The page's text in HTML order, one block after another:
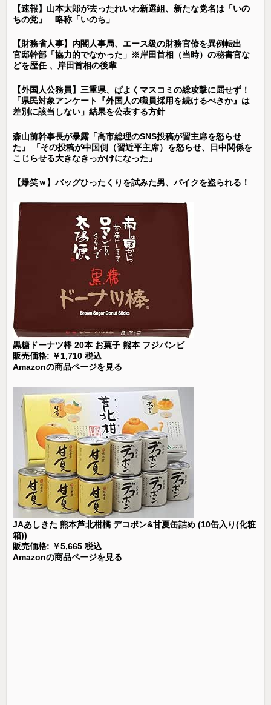
【速報】山本太郎が去ったれいわ新選組、新たな党名は「いの
ちの党」 略称「いのち」
【財務省人事】内閣人事局、エース級の財務官僚を異例転出
官邸幹部「協力的でなかった」※岸田首相（当時）の秘書官な
どを歴任 、岸田首相の後輩
【外国人公務員】三重県、ぱよくマスコミの総攻撃に屈せず！
「県民対象アンケート『外国人の職員採用を続けるべきか』は
差別に該当しない」結果を公表する方針
森山前幹事長が暴露「高市総理のSNS投稿が習主席を怒らせ
た」 「その投稿が中国側（習近平主席）を怒らせ、日中関係を
こじらせる大きなきっかけになった」
【爆笑ｗ】バッグひったくりを試みた男、バイクを盗られる！
黒糖ドーナツ棒 20本 お菓子 熊本 フジバンビ
販売価格: ￥1,710 税込
Amazonの商品ページを見る
JAあしきた 熊本芦北柑橘 デコポン&甘夏缶詰め (10缶入り(化粧
箱))
販売価格: ￥5,665 税込
Amazonの商品ページを見る